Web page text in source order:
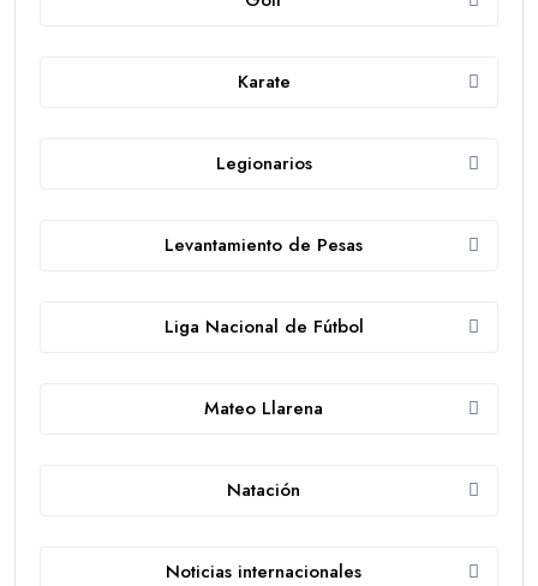
Karate
Legionarios
Levantamiento de Pesas
Liga Nacional de Fútbol
Mateo Llarena
Natación
Noticias internacionales